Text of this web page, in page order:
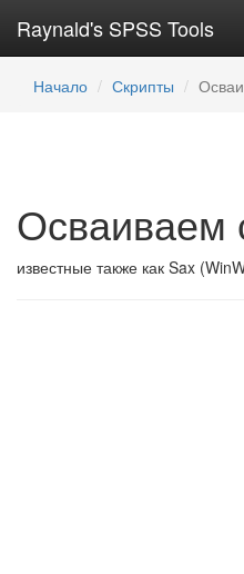
Raynald's SPSS Tools
Начало Скрипты
Осваиваем
известные также как Sax